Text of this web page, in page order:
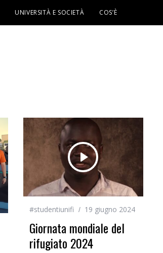
UNIVERSITÀ E SOCIETÀ COS’È
#studentiunifi 19 giugno 2024
Giornata mondiale del
rifugiato 2024